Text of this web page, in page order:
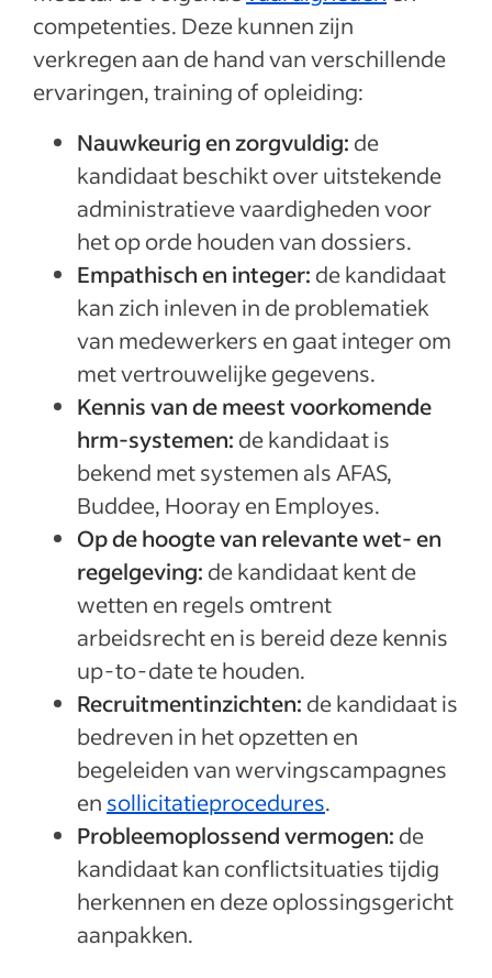
competenties. Deze kunnen zijn
verkregen aan de hand van verschillende
ervaringen, training of opleiding:
Nauwkeurig en zorgvuldig: de
kandidaat beschikt over uitstekende
administratieve vaardigheden voor
het op orde houden van dossiers.
Empathisch en integer: de kandidaat
kan zich inleven in de problematiek
van medewerkers en gaat integer om
met vertrouwelijke gegevens.
Kennis van de meest voorkomende
hrm-systemen: de kandidaat is
bekend met systemen als AFAS,
Buddee, Hooray en Employes.
Op de hoogte van relevante wet- en
regelgeving: de kandidaat kent de
wetten en regels omtrent
arbeidsrecht en is bereid deze kennis
up-to-date te houden.
Recruitmentinzichten: de kandidaat is
bedreven in het opzetten en
begeleiden van wervingscampagnes
en sollicitatieprocedures.
Probleemoplossend vermogen: de
kandidaat kan conflictsituaties tijdig
herkennen en deze oplossingsgericht
aanpakken.